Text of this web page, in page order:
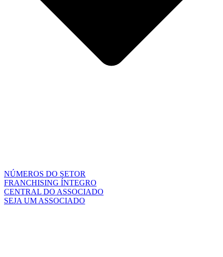
NÚMEROS DO SETOR
FRANCHISING ÍNTEGRO
CENTRAL DO ASSOCIADO
SEJA UM ASSOCIADO